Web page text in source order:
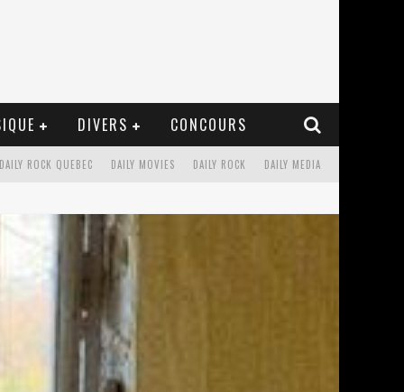
DIVERS CONCOURS
DAILY MEDIA
DAILY ROCK
DAILY MOVIES
DAILY ROCK QUEBEC